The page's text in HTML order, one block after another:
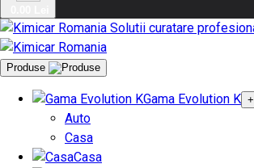
Produse
Gama Evolution K +
Auto
Casa
Casa